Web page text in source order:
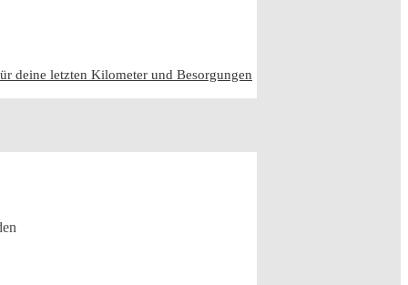
deine letzten Kilometer und Besorgungen